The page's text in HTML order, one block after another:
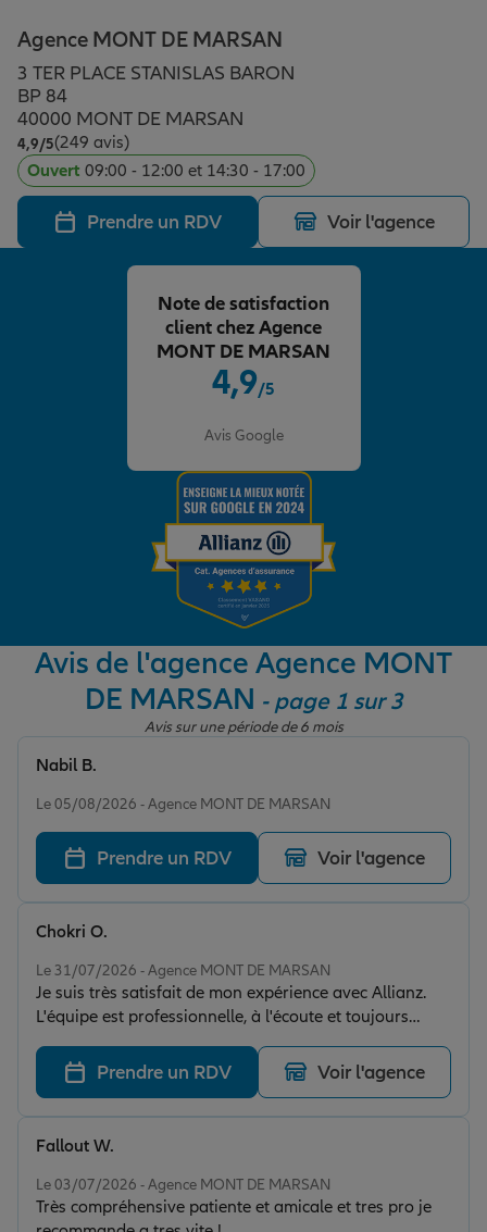
Assurance animal de compagnie
Protection juridique
Plan épargne retraite
Assurance vie
Investissements immobiliers
Vos projets
Partir en vacances
Changer de voiture
Préparer l’avenir
Conseil assurance
Outre-mer
Assurance auto
Garantie des accidents de la vie
Protection juridique
Retraite
Tous nos devis d'assurance
Agence MONT DE MARSAN
3 TER PLACE STANISLAS BARON
BP 84
40000 MONT DE MARSAN
4,9/5Note de 4.9 sur 5
(249 avis)
Ouvert 09:00 - 12:00 et 14:30 - 17:00
Prendre un RDV Voir l'agence
4,9/5
Avis Google
Note de satisfaction
client chez Agence
MONT DE MARSAN
Avis de l'agence Agence MONT
DE MARSAN - page 1 sur 3
Avis sur une période de 6 mois
Le 05/08/2026 - Agence MONT DE MARSAN
Nabil B.
Prendre un RDV Voir l'agence
Le 31/07/2026 - Agence MONT DE MARSAN
Je suis très satisfait de mon expérience avec Allianz.
L'équipe est professionnelle, à l'écoute et toujours
disponible pour répondre à mes questions. Les
démarches ont été simples et les explications claires.
En cas de besoin, j'ai été accompagné avec sérieux et
efficacité. Je recommande Allianz pour la qualité de
son service et son professionnalisme.
Chokri O.
Prendre un RDV Voir l'agence
Le 03/07/2026 - Agence MONT DE MARSAN
Très compréhensive patiente et amicale et tres pro je
Fallout W.